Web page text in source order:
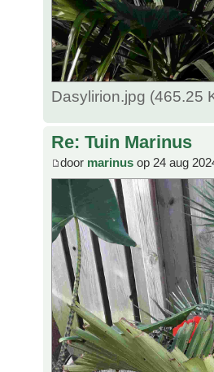
Dasylirion.jpg (465.25
Re: Tuin Marinus
door marinus op 24 aug